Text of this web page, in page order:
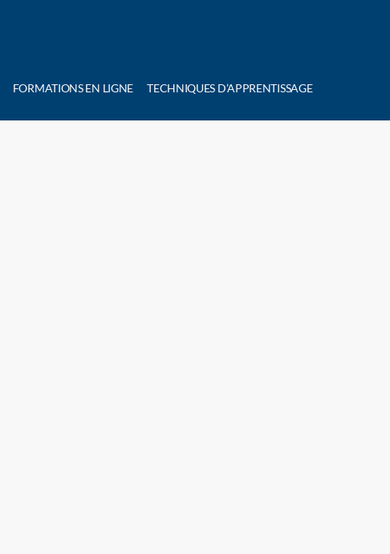
FORMATIONS EN LIGNE TECHNIQUES D’APPRENTISSAGE